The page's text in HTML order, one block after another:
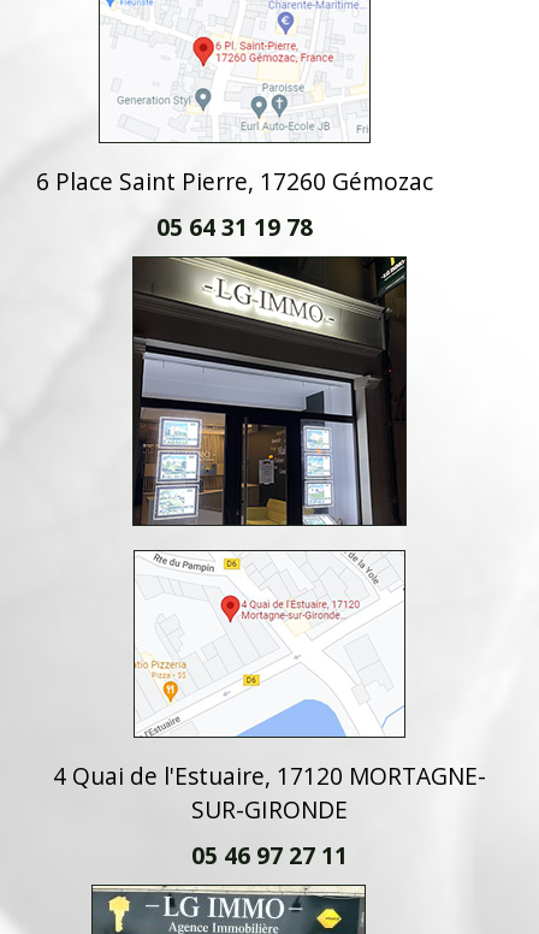
6 Place Saint Pierre, 17260 Gémozac
05 64 31 19 78
4 Quai de l'Estuaire, 17120 MORTAGNE-
SUR-GIRONDE
05 46 97 27 11